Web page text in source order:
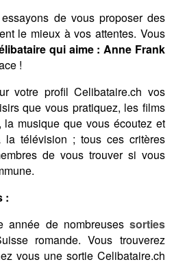
de vous proposer des
le mieux à vos attentes. Vous
qui aime : Anne Frank
!
votre profil Celibataire.ch vos
que vous pratiquez, les films
musique que vous écoutez et
télévision ; tous ces critères
de vous trouver si vous
:
année de nombreuses sorties
romande. Vous trouverez
vous une sortie Celibataire.ch